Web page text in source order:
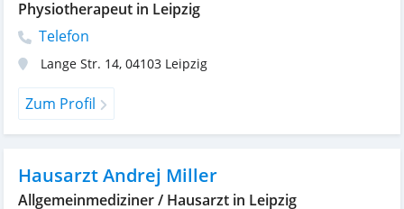
Physiotherapeut in Leipzig
Telefon
Lange Str. 14, 04103 Leipzig
Zum Profil
Hausarzt Andrej Miller
Allgemeinmediziner / Hausarzt in Leipzig